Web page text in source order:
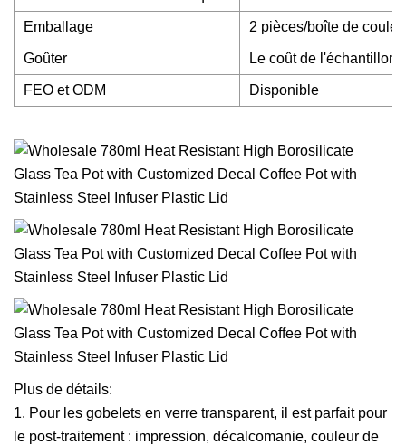
Emballage 2 pièces/boîte de
Goûter Le coût de l'échantillon
FEO et ODM Disponible
Plus de détails:
1. Pour les gobelets en verre transparent, il est parfait pour
le post-traitement : impression, décalcomanie, couleur de